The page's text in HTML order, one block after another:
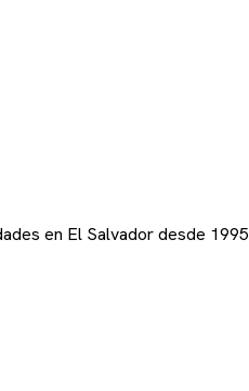
en El Salvador desde